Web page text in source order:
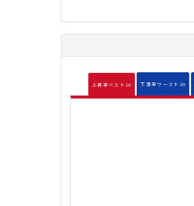
上昇率ベスト20 下落率ワースト20